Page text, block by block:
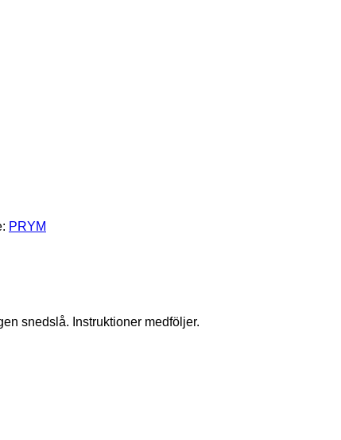
PRYM
snedslå. Instruktioner medföljer.